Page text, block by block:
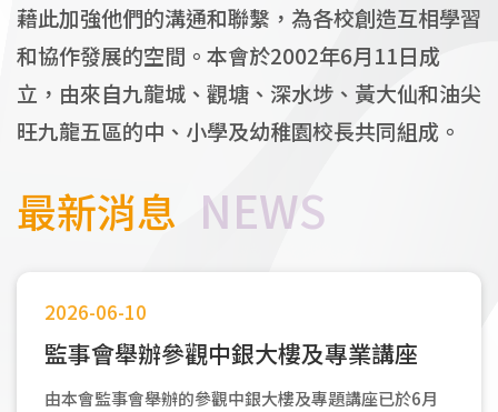
藉此加強他們的溝通和聯繫，為各校創造互相學習
和協作發展的空間。本會於2002年6月11日成
立，由來自九龍城、觀塘、深水埗、黃大仙和油尖
旺九龍五區的中、小學及幼稚園校長共同組成。
最新消息
2026-06-10
監事會舉辦參觀中銀大樓及專業講座
由本會監事會舉辦的參觀中銀大樓及專題講座已於6月